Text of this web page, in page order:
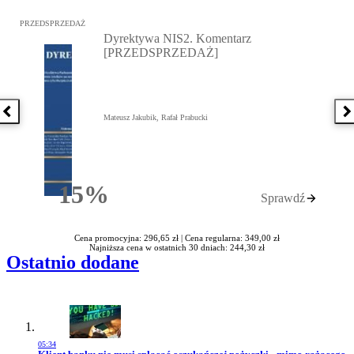
Poprzednia książka
Przejdź do: Dyrektywa NIS2. Komentarz [PRZEDSPRZEDAŻ],
PRZEDSPRZEDAŻ
15%Rabatu
Dyrektywa NIS2. Komentarz
[PRZEDSPRZEDAŻ]
Mateusz Jakubik, Rafał Prabucki
Sprawdź
Cena promocyjna: 296,65 zł | Cena regularna: 349,00 zł
Najniższa cena w ostatnich 30 dniach: 244,30 zł
Ostatnio dodane
05:34